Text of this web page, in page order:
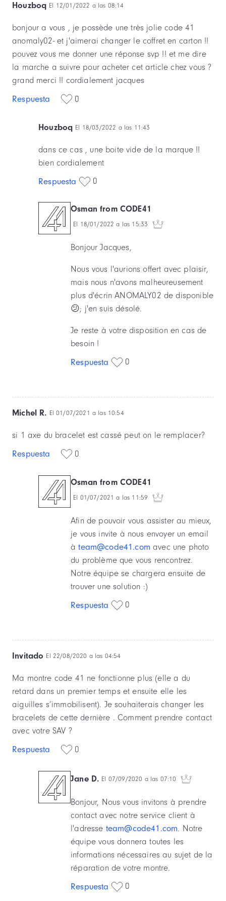
Houzboq El 12/01/2022 a las 08:14
bonjour a vous , je possède une très jolie code 41
anomaly02- et j'aimerai changer le coffret en carton !!
pouvez vous me donner une réponse svp !! et me dire
la marche a suivre pour acheter cet article chez vous ?
grand merci !! cordialement jacques
Respuesta
0
Houzboq El 18/03/2022 a las 11:43
dans ce cas , une boite vide de la marque !!
bien cordialement
Respuesta
0
Osman from CODE41
El 18/01/2022 a las 15:33
Bonjour Jacques,
Nous vous l'aurions offert avec plaisir,
mais nous n'avons malheureusement
plus d'écrin ANOMALY02 de disponible
😕; j'en suis désolé.
Je reste à votre disposition en cas de
besoin !
Respuesta
0
Michel R. El 01/07/2021 a las 10:54
si 1 axe du bracelet est cassé peut on le remplacer?
Respuesta
0
Osman from CODE41
El 01/07/2021 a las 11:59
Afin de pouvoir vous assister au mieux,
je vous invite à nous envoyer un email
àteam@code41.com avec une photo
du problème que vous rencontrez.
Notre équipe se chargera ensuite de
trouver une solution :)
Respuesta
0
Invitado El 22/08/2020 a las 04:54
Ma montre code 41 ne fonctionne plus (elle a du
retard dans un premier temps et ensuite elle les
aiguilles s’immobilisent). Je souhaiterais changer les
bracelets de cette dernière . Comment prendre contact
avec votre SAV ?
Respuesta
0
Jane D. El 07/09/2020 a las 07:10
Bonjour, Nous vous invitons à prendre
contact avec notre service client à
l'adresse team@code41.com. Notre
équipe vous donnera toutes les
informations nécessaires au sujet de la
réparation de votre montre.
Respuesta
0